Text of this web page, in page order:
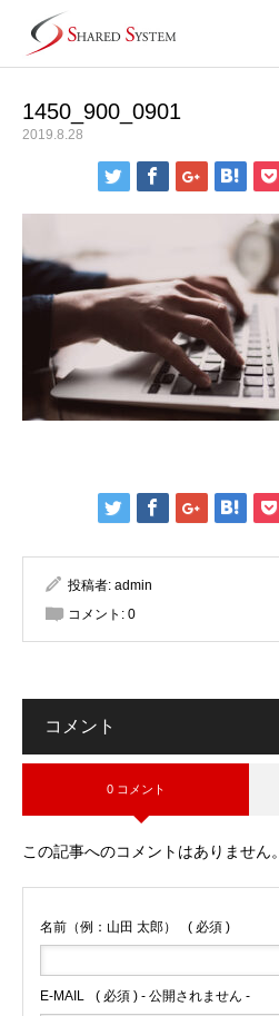
1450_900_0901
2019.8.28
投稿者: admin
コメント: 0
コメント
0 コメント
この記事へのコメントはありません。
名前（例：山田 太郎） ( 必須 )
E-MAIL ( 必須 ) - 公開されません -